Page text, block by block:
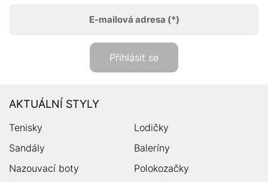
E-mailová adresa (*)
Přihlásit se
AKTUÁLNÍ STYLY
Tenisky
Lodičky
Sandály
Baleríny
Nazouvací boty
Polokozačky